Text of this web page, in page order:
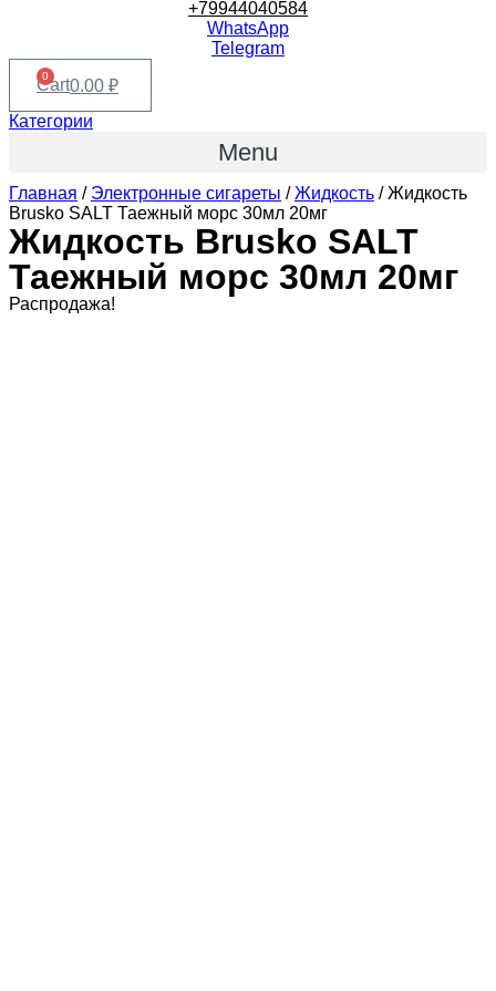
+79944040584
WhatsApp
Telegram
0.00 ₽
0
Cart
Категории
Menu
Главная / Электронные сигареты /Жидкость / Жидкость
Brusko SALT Таежный морс 30мл 20мг
Жидкость Brusko SALT
Таежный морс 30мл 20мг
Распродажа!